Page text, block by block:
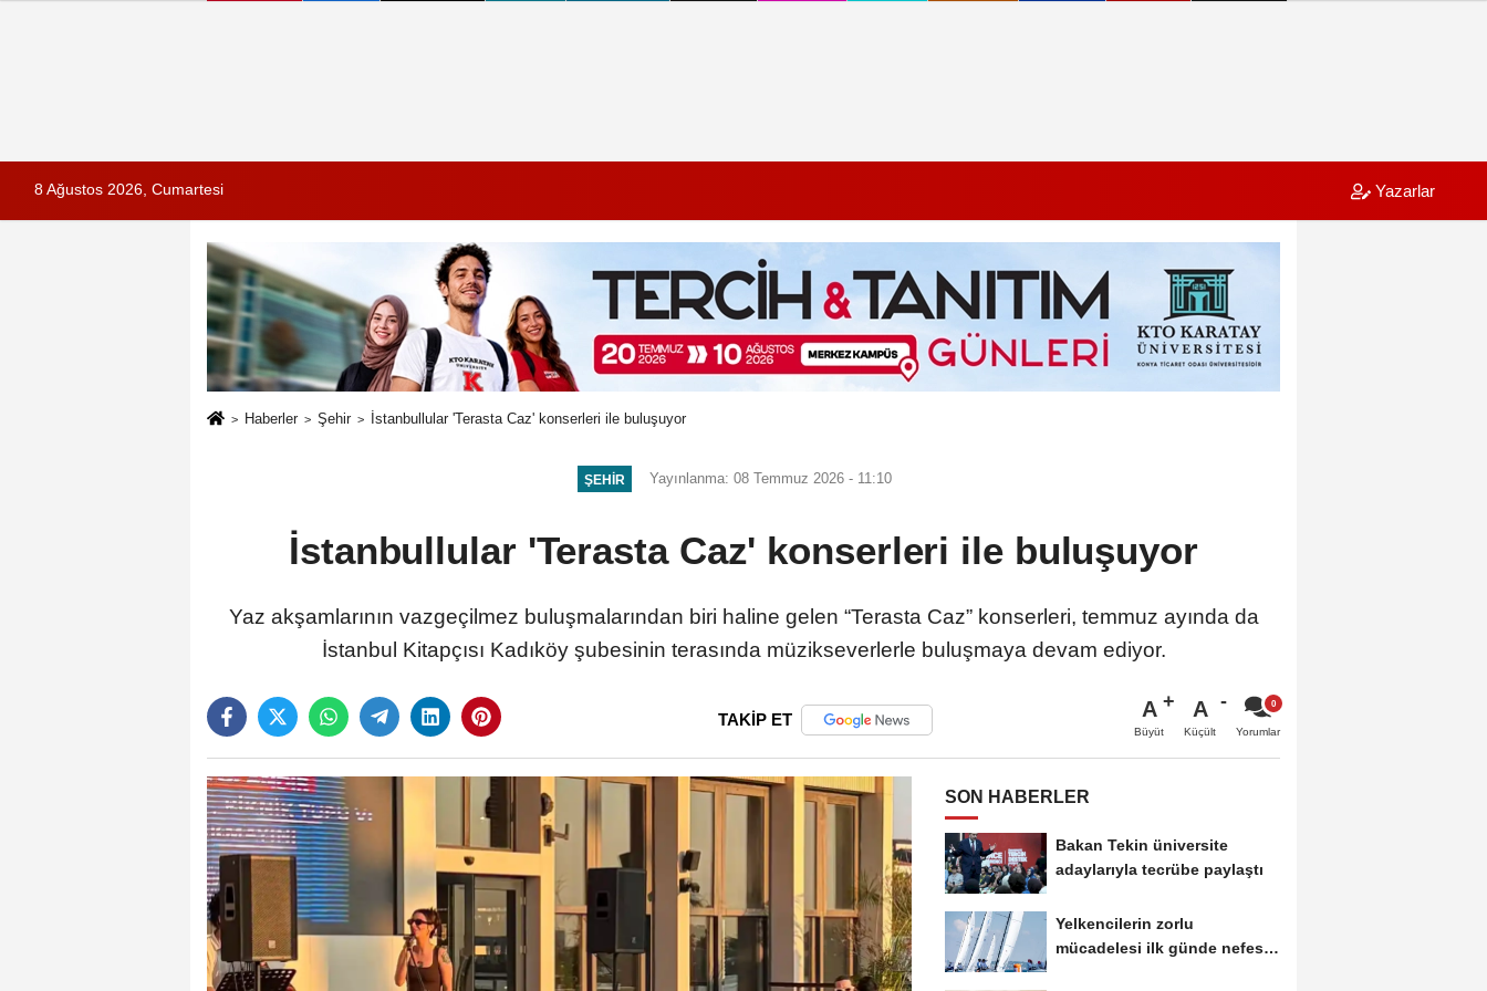
8 Ağustos 2026, Cumartesi Yazarlar
Haberler Şehir İstanbullular 'Terasta Caz' konserleri ile buluşuyor
ŞEHIR Yayınlanma: 08 Temmuz 2026 - 11:10
İstanbullular 'Terasta Caz' konserleri ile buluşuyor
Yaz akşamlarının vazgeçilmez buluşmalarından biri haline gelen “Terasta Caz” konserleri, temmuz ayında da
İstanbul Kitapçısı Kadıköy şubesinin terasında müzikseverlerle buluşmaya devam ediyor.
TAKİP ET A
Büyüt
A
Küçült Yorumlar
SON HABERLER
Bakan Tekin üniversite
adaylarıyla tecrübe paylaştı
Yelkencilerin zorlu
mücadelesi ilk günde nefes